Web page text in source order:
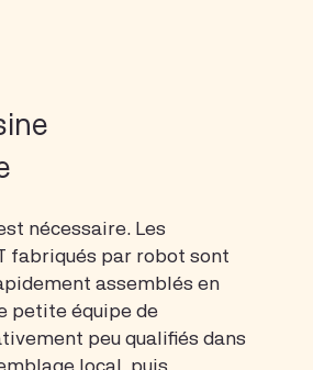
nécessaire. Les
fabriqués par robot sont
assemblés en
petite équipe de
peu qualifiés dans